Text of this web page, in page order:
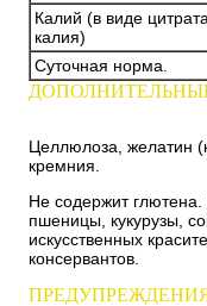
Калий (в виде цитрата
калия)
Суточная норма.
Целлюлоза, желатин
кремния.
Не содержит
пшеницы, кукурузы,
искусственных
консервантов.